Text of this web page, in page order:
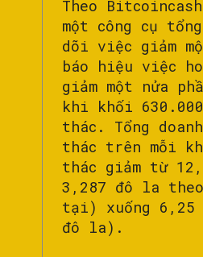
Theo
một công cụ
dõi việc giảm
báo hiệu việc
giảm một nửa
khi khối
thác. Tổng
thác trên mỗi
thác giảm từ
3,287 đô la
tại) xuống 6,25
đô la).